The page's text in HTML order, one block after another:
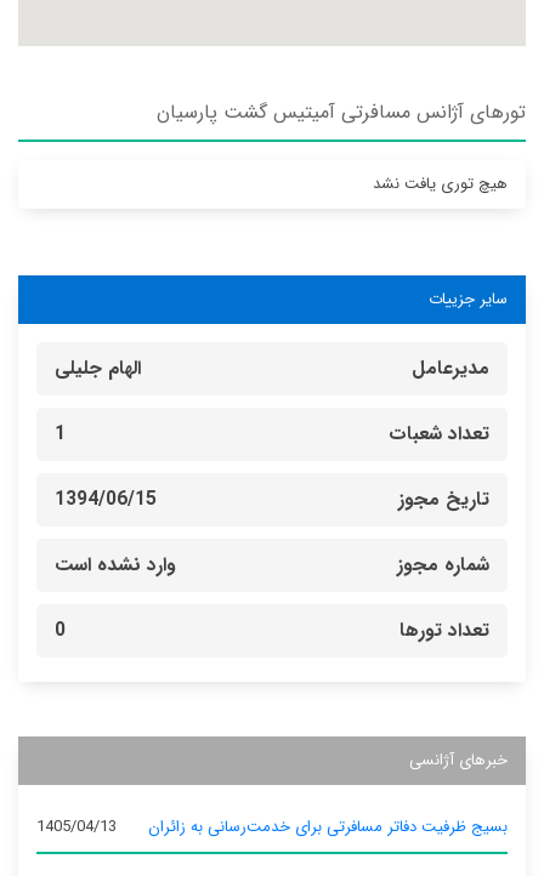
تورهای آژانس مسافرتی آميتيس گشت پارسيان
هیچ توری یافت نشد
سایر جزییات
مدیرعامل الهام جلیلی
تعداد شعبات 1
تاریخ مجوز 1394/06/15
شماره مجوز وارد نشده است
تعداد تورها 0
خبرهای آژانسی
بسیج ظرفیت دفاتر مسافرتی برای خدمت‌رسانی به زائران 1405/04/13